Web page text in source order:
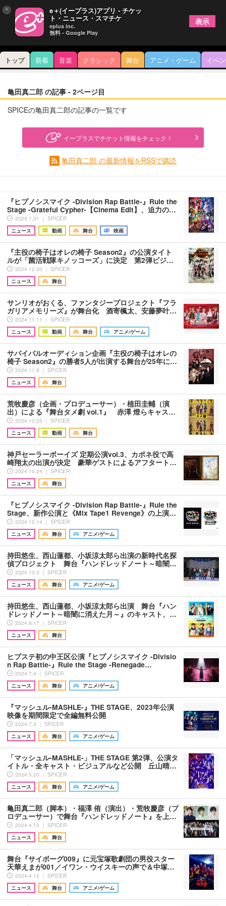
トップ 新着 音楽 クラシック 舞台 アニメ・ゲーム イベ
亀田真二郎 の記事 - 2ページ目
SPICEの亀田真二郎の記事の一覧です
イープラスでチケット情報をチェック！
亀田真二郎 の最新情報をRSSで購読
『ヒプノシスマイク -Division Rap Battle-』Rule the
Stage -Grateful Cypher-【Cinema Edit】、迫力の…
2025.1.31 ｜ SPICER
ニュース
動画 舞台 映画
『主役の椅子はオレの椅子 Season2』の公演タイト
ルが「菌活戦隊キノッコーズ」に決定 第2弾ビジ…
2024.12.20 ｜ SPICER
ニュース
舞台
サンリオがおくる、ファンタジープロジェクト『フラ
ガリアメモリーズ』が舞台化 酒寄楓太、安藤夢叶…
2024.11.11 ｜ SPICER
ニュース
動画 舞台 アニメ/ゲーム
サバイバルオーディション企画『主役の椅子はオレの
椅子 Season2』の勝者5人が出演する舞台が25年に…
2024.11.8 ｜ SPICER
ニュース
舞台
荒牧慶彦（企画・プロデューサー）・植田圭輔（演
出）による『舞台タメ劇 vol.1』 赤澤 燈らキャス…
2024.10.25 ｜ SPICER
ニュース
動画 舞台
神戸セーラーボーイズ 定期公演vol.3、カポネ役で高
崎翔太の出演が決定 豪華ゲストによるアフタート…
2024.10.24 ｜ SPICER
ニュース
舞台
『ヒプノシスマイク -Division Rap Battle-』Rule the
Stage、新作公演と《Mix Tape1 Revenge》の上演…
2024.10.14 ｜ SPICER
ニュース
舞台 アニメ/ゲーム
持田悠生、西山蓮都、小坂涼太郎ら出演の新時代名探
偵プロジェクト 舞台『ハンドレッドノート～暗闇…
2024.10.3 ｜ SPICER
ニュース
舞台 アニメ/ゲーム
持田悠生、西山蓮都、小坂涼太郎ら出演 舞台『ハン
ドレッドノート～暗闇に消えた月～』のキャスト、…
2024.8.17 ｜ SPICER
ニュース
舞台
ヒプステ初の中王区公演『ヒプノシスマイク -Divisio
n Rap Battle-』Rule the Stage -Renegade…
2024.7.4 ｜ SPICER
ニュース
舞台 アニメ/ゲーム
『マッシュル-MASHLE-』THE STAGE、2023年公演
映像を期間限定で全編無料公開
2024.7.3 ｜ SPICER
ニュース
舞台 アニメ/ゲーム
「マッシュル-MASHLE-」THE STAGE 第2弾、公演タ
イトル・全キャスト・ビジュアルなど公開 丘山晴…
2024.5.20 ｜ SPICER
ニュース
舞台 アニメ/ゲーム
亀田真二郎（脚本）・福澤 侑（演出）・荒牧慶彦（プ
ロデューサー）で舞台『ハンドレッドノート』を上…
2024.4.13 ｜ SPICER
ニュース
舞台
舞台『サイボーグ009』に元宝塚歌劇団の男役スター
天華えまが001／イワン・ウイスキーの声で＆中塚…
2024.4.12 ｜ SPICER
ニュース
舞台 アニメ/ゲーム
× e＋(イープラス)アプリ - チケッ
ト・ニュース・スマチケ
eplus inc.
無料 - Google Play
表示